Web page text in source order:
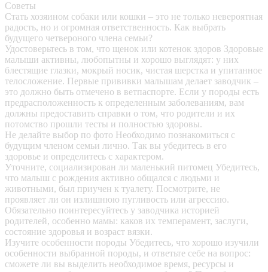
Советы
Стать хозяином собаки или кошки – это не только невероятная
радость, но и огромная ответственность. Как выбрать
будущего четвероного члена семьи?
Удостоверьтесь в том, что щенок или котенок здоров Здоровые
малыши активны, любопытны и хорошо выглядят: у них
блестящие глазки, мокрый носик, чистая шерстка и упитанное
телосложение. Первые прививки малышам делает заводчик –
это должно быть отмечено в ветпаспорте. Если у породы есть
предрасположенность к определенным заболеваниям, вам
должны предоставить справки о том, что родители и их
потомство прошли тесты и полностью здоровы.
Не делайте выбор по фото Необходимо познакомиться с
будущим членом семьи лично. Так вы убедитесь в его
здоровье и определитесь с характером.
Уточните, социализирован ли маленький питомец Убедитесь,
что малыш с рождения активно общался с людьми и
животными, был приучен к туалету. Посмотрите, не
проявляет ли он излишнюю пугливость или агрессию.
Обязательно поинтересуйтесь у заводчика историей
родителей, особенно мамы: каков их темперамент, заслуги,
состояние здоровья и возраст вязки.
Изучите особенности породы Убедитесь, что хорошо изучили
особенности выбранной породы, и ответьте себе на вопрос:
сможете ли вы выделить необходимое время, ресурсы и